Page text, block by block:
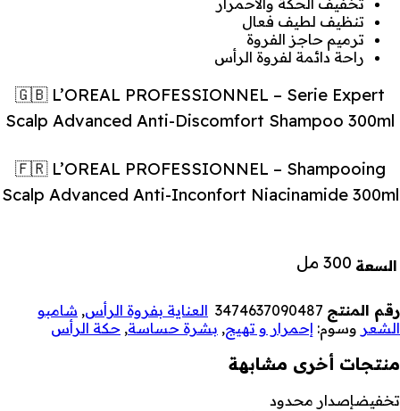
تنظيف لطيف فعال
ترميم حاجز الفروة
راحة دائمة لفروة الرأس
🇬🇧 L’OREAL PROFESSIONNEL – Serie Expert
Scalp Advanced Anti-Discomfort Shampoo 300ml
🇫🇷 L’OREAL PROFESSIONNEL – Shampooing
Scalp Advanced Anti-Inconfort Niacinamide 300ml
السعة 300 مل
رقم المنتج 3474637090487 العناية بفروة الرأس, شامبو
الشعر وسوم: إحمرار و تهيج, بشرة حساسة, حكة الرأس
منتجات أخرى مشابهة
تخفيضإصدار محدود